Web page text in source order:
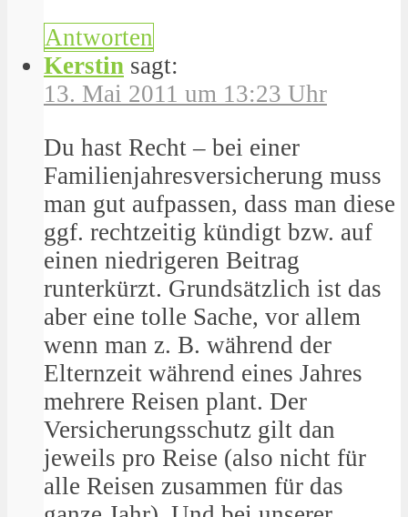
Antworten
Kerstin sagt:
13. Mai 2011 um 13:23 Uhr
Du hast Recht – bei einer
Familienjahresversicherung muss
man gut aufpassen, dass man diese
ggf. rechtzeitig kündigt bzw. auf
einen niedrigeren Beitrag
runterkürzt. Grundsätzlich ist das
aber eine tolle Sache, vor allem
wenn man z. B. während der
Elternzeit während eines Jahres
mehrere Reisen plant. Der
Versicherungsschutz gilt dan
jeweils pro Reise (also nicht für
alle Reisen zusammen für das